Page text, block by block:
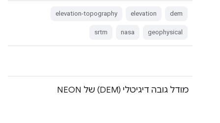
dem
elevation
elevation-topography
geophysical
nasa
srtm
מודל גובה דיגיטלי (DEM) של NEON